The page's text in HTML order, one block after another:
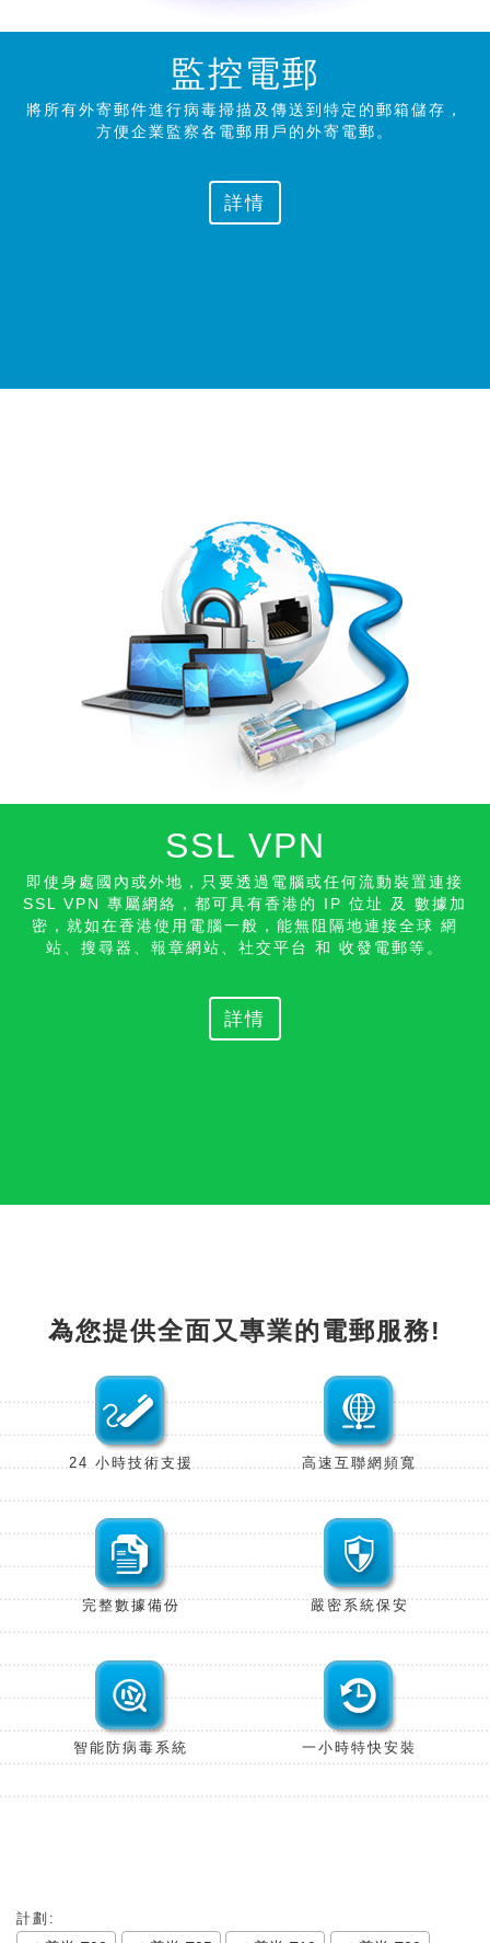
監控電郵
將所有外寄郵件進行病毒掃描及傳送到特定的郵箱儲存，
方便企業監察各電郵用戶的外寄電郵。
詳情
SSL VPN
即使身處國內或外地，只要透過電腦或任何流動裝置連接
SSL VPN 專屬網絡，都可具有香港的 IP 位址 及 數據加
密，就如在香港使用電腦一般，能無阻隔地連接全球 網
站、搜尋器、報章網站、社交平台 和 收發 電郵等。
詳情
為您提供全面又專業的電郵服務!
24 小時技術支援 高速互聯網 頻寬
完整數據備份 嚴密系統保安
智能防病毒 系統 一小時特快安裝
計劃: